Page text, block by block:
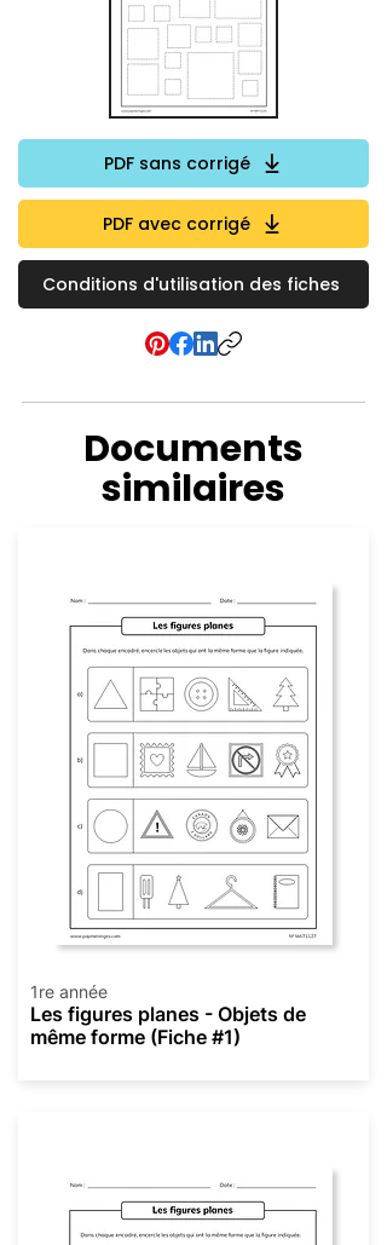
PDF sans corrigé
PDF avec corrigé
Conditions d'utilisation des fiches
Documents
similaires
1re année
Les figures planes - Objets de
même forme (Fiche #1)